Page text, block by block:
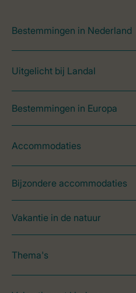
Bestemmingen in Nederland
Uitgelicht bij Landal
Bestemmingen in Europa
Accommodaties
Bijzondere accommodaties
Vakantie in de natuur
Thema's